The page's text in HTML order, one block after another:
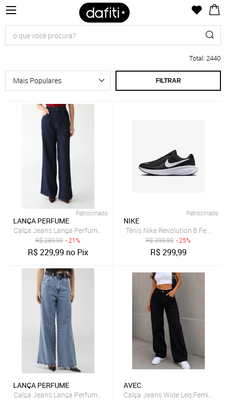
Total: 2440
FILTRAR
Patrocinado
LANÇA PERFUME
Calça Jeans Lança Perfume Wide Leg Lisa Azul
R$289,99 - 21%
R$229,99 no Pix
Patrocinado
NIKE
Tênis Nike Revolution 8
R$399,99 - 25%
R$299,99
LANÇA PERFUME
Calça Jeans Lança Perfume Wide Leg Pocket Azul
AVEC
Calça Jeans Wide Leg